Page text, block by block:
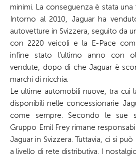
minimi. La conseguenza è stata
Intorno al 2010, Jaguar ha
autovetture in Svizzera, seguito da
con 2220 veicoli e la E-Pace
infine stato l’ultimo anno con
vendute, dopo di che Jaguar è
marchi di nicchia.
Le ultime automobili nuove, tra cui
disponibili nelle concessionarie
come sempre. Secondo le sue
Gruppo Emil Frey rimane
Jaguar in Svizzera. Tuttavia, ci si
a livello di rete distributiva. I